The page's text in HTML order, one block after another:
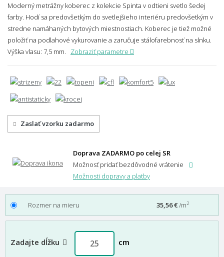
Moderný metrážny koberec z kolekcie Spinta v odtieni svetlo šedej
farby. Hodí sa predovšetkým do svetlejšieho interiéru predovšetkým v
stredne namáhaných bytových miestnostiach. Koberec je tiež možné
položiť na podlahové vykurovanie a zaručuje stálofarebnosť na slnku.
Výška vlasu: 7,5 mm.
Zobraziť parametre
Zaslať vzorku zadarmo
Doprava ZADARMO po celej SR
Možnosť pridať bezdôvodné vrátenie
Možnosti dopravy a platby
Rozmer na mieru 35,56 €/m2
Zadajte dĺžku cm